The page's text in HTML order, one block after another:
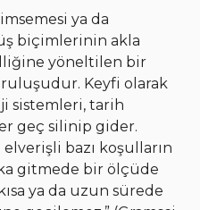
ya da
biçimlerinin akla
yöneltilen bir
Keyfi olarak
sistemleri, tarih
geç silinip gider.
bazı koşulların
gitmede bir ölçüde
ya da uzun sürede